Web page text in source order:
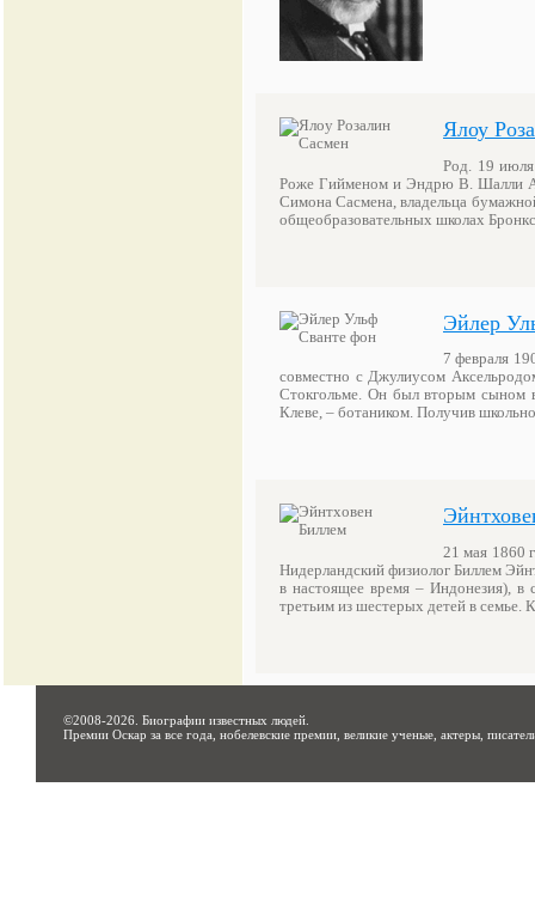
Ялоу
Род. 19 июля
Роже Гийменом и Эндрю В. Шалли
Симона Сасмена, владельца
общеобразовательных школах
Эйлер
7 февраля
совместно с Джулиусом
Стокгольме. Он был вторым сыном
Клеве, – ботаником. Получив
21 мая 1860
Нидерландский физиолог Биллем
в настоящее время – Индонезия), в
третьим из шестерых детей в семье.
©2008-2026. Биографии известных людей
Премии Оскар за все года, нобелевские премии, великие ученые, актеры,